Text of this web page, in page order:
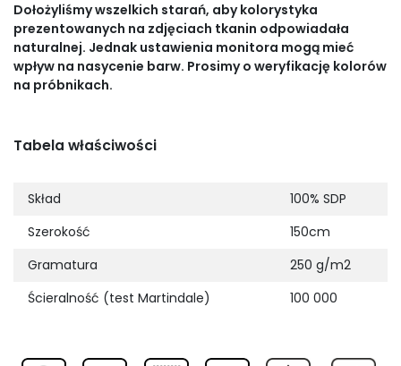
Dołożyliśmy wszelkich starań, aby kolorystyka
prezentowanych na zdjęciach tkanin odpowiadała
naturalnej. Jednak ustawienia monitora mogą mieć
wpływ na nasycenie barw. Prosimy o weryfikację kolorów
na próbnikach.
Tabela właściwości
Skład
100% SDP
Szerokość
150cm
Gramatura
250 g/m2
Ścieralność (test Martindale)
100 000